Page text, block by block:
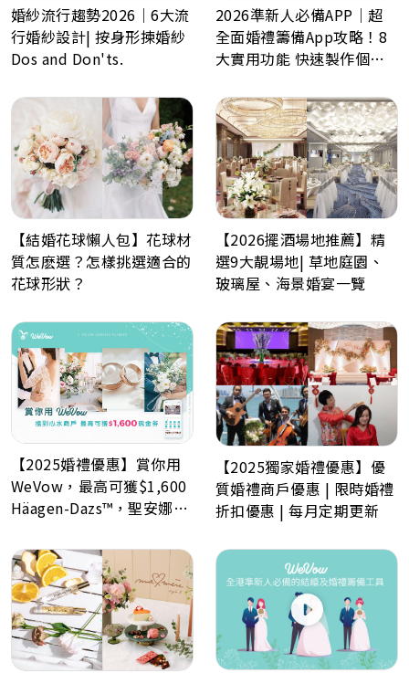
婚紗流行趨勢2026｜6大流
行婚紗設計| 按身形揀婚紗
Dos and Don'ts.
2026準新人必備APP｜超
全面婚禮籌備App攻略！8
大實用功能 快速製作個人
數日程表、預算表、婚禮商
戶一鍵查詢
【結婚花球懶人包】花球材
質怎麽選？怎樣挑選適合的
花球形狀？
【2026擺酒場地推薦】精
選9大靚場地| 草地庭園、
玻璃屋、海景婚宴一覽
【2025婚禮優惠】賞你用
WeVow，最高可獲$1,600
Häagen-Dazs™，聖安娜餅
【2025獨家婚禮優惠】優
質婚禮商戶優惠 | 限時婚禮
折扣優惠 | 每月定期更新